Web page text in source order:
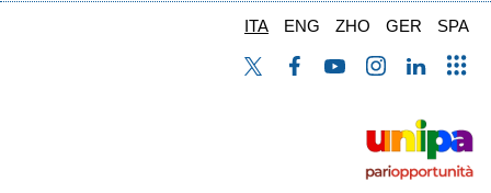
ITA ENG ZHO GER SPA